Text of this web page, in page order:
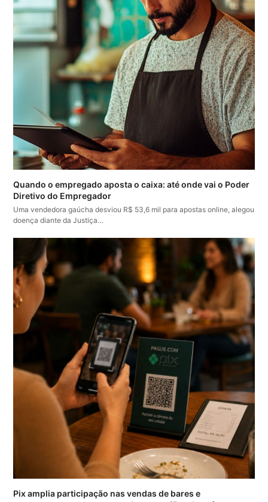
Quando o empregado aposta o caixa: até onde vai o Poder
Diretivo do Empregador
Uma vendedora gaúcha desviou R$ 53,6 mil para apostas online, alegou
doença diante da Justiça…
Pix amplia participação nas vendas de bares e